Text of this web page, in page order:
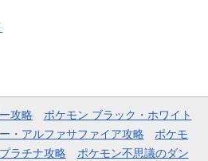
攻略
ポケモン ブラック・ホワイト
・アルファサファイア攻略
ポケモ
ラチナ攻略
ポケモン不思議のダン